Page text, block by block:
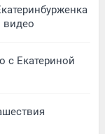
с Екатериной